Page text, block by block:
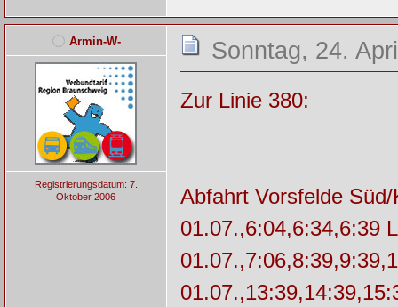
Armin-W-
Registrierungsdatum: 7.
Oktober 2006
Sonntag, 24.
Zur Linie 380:
Abfahrt Vorsfelde
01.07.,6:04,6:34,6:39